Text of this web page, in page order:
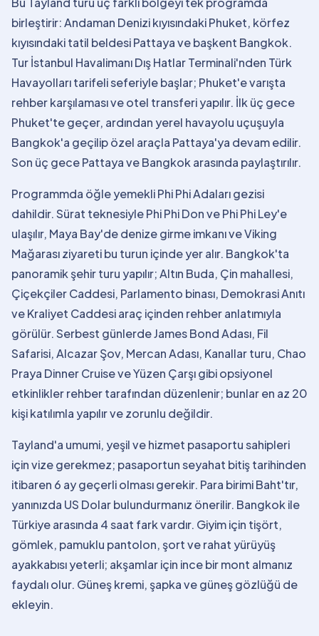
birleştirir: Andaman Denizi kıyısındaki Phuket, körfez
kıyısındaki tatil beldesi Pattaya ve başkent Bangkok.
Tur İstanbul Havalimanı Dış Hatlar Terminali'nden Türk
Havayolları tarifeli seferiyle başlar; Phuket'e varışta
rehber karşılaması ve otel transferi yapılır. İlk üç gece
Phuket'te geçer, ardından yerel havayolu uçuşuyla
Bangkok'a geçilip özel araçla Pattaya'ya devam edilir.
Son üç gece Pattaya ve Bangkok arasında paylaştırılır.
Programmda öğle yemekli Phi Phi Adaları gezisi
dahildir. Sürat teknesiyle Phi Phi Don ve Phi Phi Ley'e
ulaşılır, Maya Bay'de denize girme imkanı ve Viking
Mağarası ziyareti bu turun içinde yer alır. Bangkok'ta
panoramik şehir turu yapılır; Altın Buda, Çin mahallesi,
Çiçekçiler Caddesi, Parlamento binası, Demokrasi Anıtı
ve Kraliyet Caddesi araç içinden rehber anlatımıyla
görülür. Serbest günlerde James Bond Adası, Fil
Safarisi, Alcazar Şov, Mercan Adası, Kanallar turu, Chao
Praya Dinner Cruise ve Yüzen Çarşı gibi opsiyonel
etkinlikler rehber tarafından düzenlenir; bunlar en az 20
kişi katılımla yapılır ve zorunlu değildir.
Tayland'a umumi, yeşil ve hizmet pasaportu sahipleri
için vize gerekmez; pasaportun seyahat bitiş tarihinden
itibaren 6 ay geçerli olması gerekir. Para birimi Baht'tır,
yanınızda US Dolar bulundurmanız önerilir. Bangkok ile
Türkiye arasında 4 saat fark vardır. Giyim için tişört,
gömlek, pamuklu pantolon, şort ve rahat yürüyüş
ayakkabısı yeterli; akşamlar için ince bir mont almanız
faydalı olur. Güneş kremi, şapka ve güneş gözlüğü de
ekleyin.